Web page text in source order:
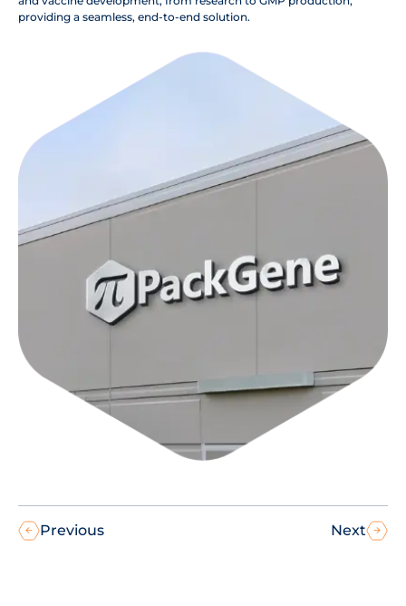
providing a seamless, end-to-end solution.
Previous Next